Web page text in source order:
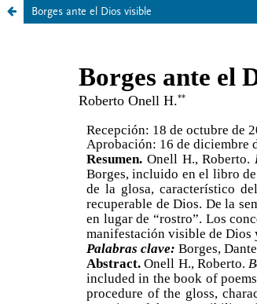
Borges ante el Dios visible